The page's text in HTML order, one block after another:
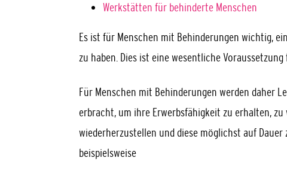
Werkstätten für behinderte Menschen
Es ist für Menschen mit Behinderungen wichtig,
zu haben. Dies ist eine wesentliche
Für Menschen mit Behinderungen werden daher
erbracht, um ihre Erwerbsfähigkeit zu erhalten,
wiederherzustellen und diese möglichst auf Dauer
beispielsweise